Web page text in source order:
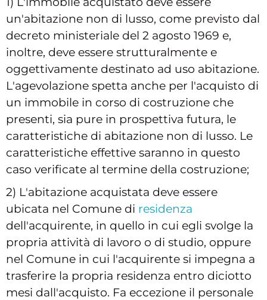
un'abitazione non di lusso, come previsto dal
decreto ministeriale del 2 agosto 1969 e,
inoltre, deve essere strutturalmente e
oggettivamente destinato ad uso abitazione.
L'agevolazione spetta anche per l'acquisto di
un immobile in corso di costruzione che
presenti, sia pure in prospettiva futura, le
caratteristiche di abitazione non di lusso. Le
caratteristiche effettive saranno in questo
caso verificate al termine della costruzione;
2) L'abitazione acquistata deve essere
ubicata nel Comune di residenza
dell'acquirente, in quello in cui egli svolge la
propria attività di lavoro o di studio, oppure
nel Comune in cui l'acquirente si impegna a
trasferire la propria residenza entro diciotto
mesi dall'acquisto. Fa eccezione il personale